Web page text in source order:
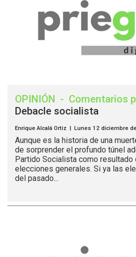
OPINIÓN - Comentarios
Debacle socialista
Enrique Alcalá Ortiz | Lunes 12 diciembre
Aunque es la historia de una
de sorprender el profundo túnel
Partido Socialista como resultado
elecciones generales. Si ya las
del pasado...